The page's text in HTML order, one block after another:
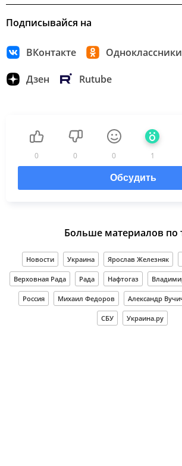
Подписывайся на
ВКонтакте Одноклассники
Дзен Rutube
0 0 0 1
Обсудить
Больше материалов по
Новости Украина Ярослав Железняк
Верховная Рада Рада Нафтогаз
Россия Михаил Федоров Александр
СБУ Украина.ру